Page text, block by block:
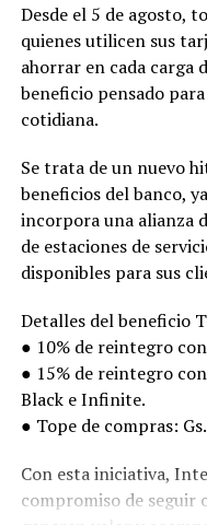
Desde el 5 de agosto,
quienes utilicen sus
ahorrar en cada carga
beneficio pensado
cotidiana.
Se trata de un nuevo
beneficios del banco,
incorpora una alianza
de estaciones de
disponibles para sus
Detalles del beneficio
● 10% de reintegro
● 15% de reintegro
Black e Infinite.
● Tope de compras:
Con esta iniciativa,
compromiso de seguir